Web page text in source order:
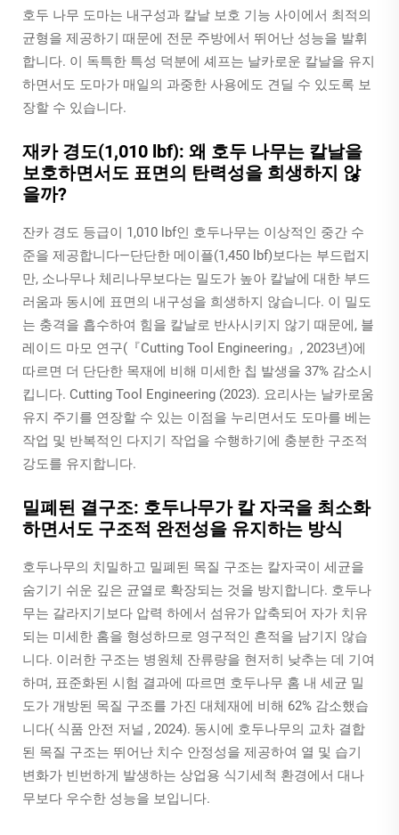
호두 나무 도마는 내구성과 칼날 보호 기능 사이에서 최적의
균형을 제공하기 때문에 전문 주방에서 뛰어난 성능을 발휘
합니다. 이 독특한 특성 덕분에 셰프는 날카로운 칼날을 유지
하면서도 도마가 매일의 과중한 사용에도 견딜 수 있도록 보
장할 수 있습니다.
재카 경도(1,010 lbf): 왜 호두 나무는 칼날을
보호하면서도 표면의 탄력성을 희생하지 않
을까?
잔카 경도 등급이 1,010 lbf인 호두나무는 이상적인 중간 수
준을 제공합니다—단단한 메이플(1,450 lbf)보다는 부드럽지
만, 소나무나 체리나무보다는 밀도가 높아 칼날에 대한 부드
러움과 동시에 표면의 내구성을 희생하지 않습니다. 이 밀도
는 충격을 흡수하여 힘을 칼날로 반사시키지 않기 때문에, 블
레이드 마모 연구(『Cutting Tool Engineering』, 2023년)에
따르면 더 단단한 목재에 비해 미세한 칩 발생을 37% 감소시
킵니다. Cutting Tool Engineering (2023). 요리사는 날카로움
유지 주기를 연장할 수 있는 이점을 누리면서도 도마를 베는
작업 및 반복적인 다지기 작업을 수행하기에 충분한 구조적
강도를 유지합니다.
밀폐된 결구조: 호두나무가 칼 자국을 최소화
하면서도 구조적 완전성을 유지하는 방식
호두나무의 치밀하고 밀폐된 목질 구조는 칼자국이 세균을
숨기기 쉬운 깊은 균열로 확장되는 것을 방지합니다. 호두나
무는 갈라지기보다 압력 하에서 섬유가 압축되어 자가 치유
되는 미세한 홈을 형성하므로 영구적인 흔적을 남기지 않습
니다. 이러한 구조는 병원체 잔류량을 현저히 낮추는 데 기여
하며, 표준화된 시험 결과에 따르면 호두나무 홈 내 세균 밀
도가 개방된 목질 구조를 가진 대체재에 비해 62% 감소했습
니다( 식품 안전 저널 , 2024). 동시에 호두나무의 교차 결합
된 목질 구조는 뛰어난 치수 안정성을 제공하여 열 및 습기
변화가 빈번하게 발생하는 상업용 식기세척 환경에서 대나
무보다 우수한 성능을 보입니다.